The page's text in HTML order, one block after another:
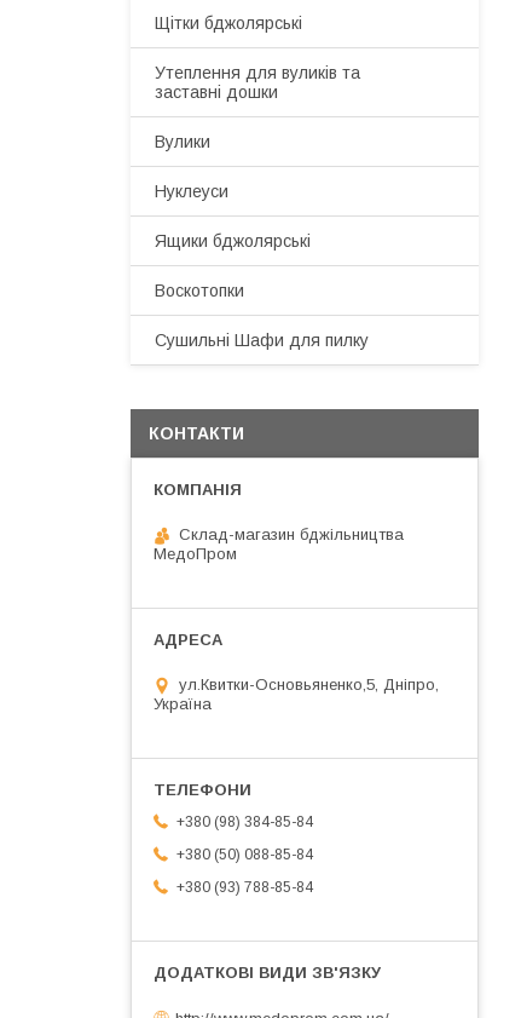
Щітки бджолярські
Утеплення для вуликів та
заставні дошки
Вулики
Нуклеуси
Ящики бджолярські
Воскотопки
Сушильні Шафи для пилку
КОНТАКТИ
Склад-магазин бджільництва
МедоПром
ул.Квитки-Основьяненко,5, Дніпро,
Україна
+380 (98) 384-85-84
+380 (50) 088-85-84
+380 (93) 788-85-84